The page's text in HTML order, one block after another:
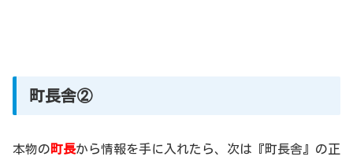
町長舎②
本物の町長から情報を手に入れたら、次は『町長舎』の正